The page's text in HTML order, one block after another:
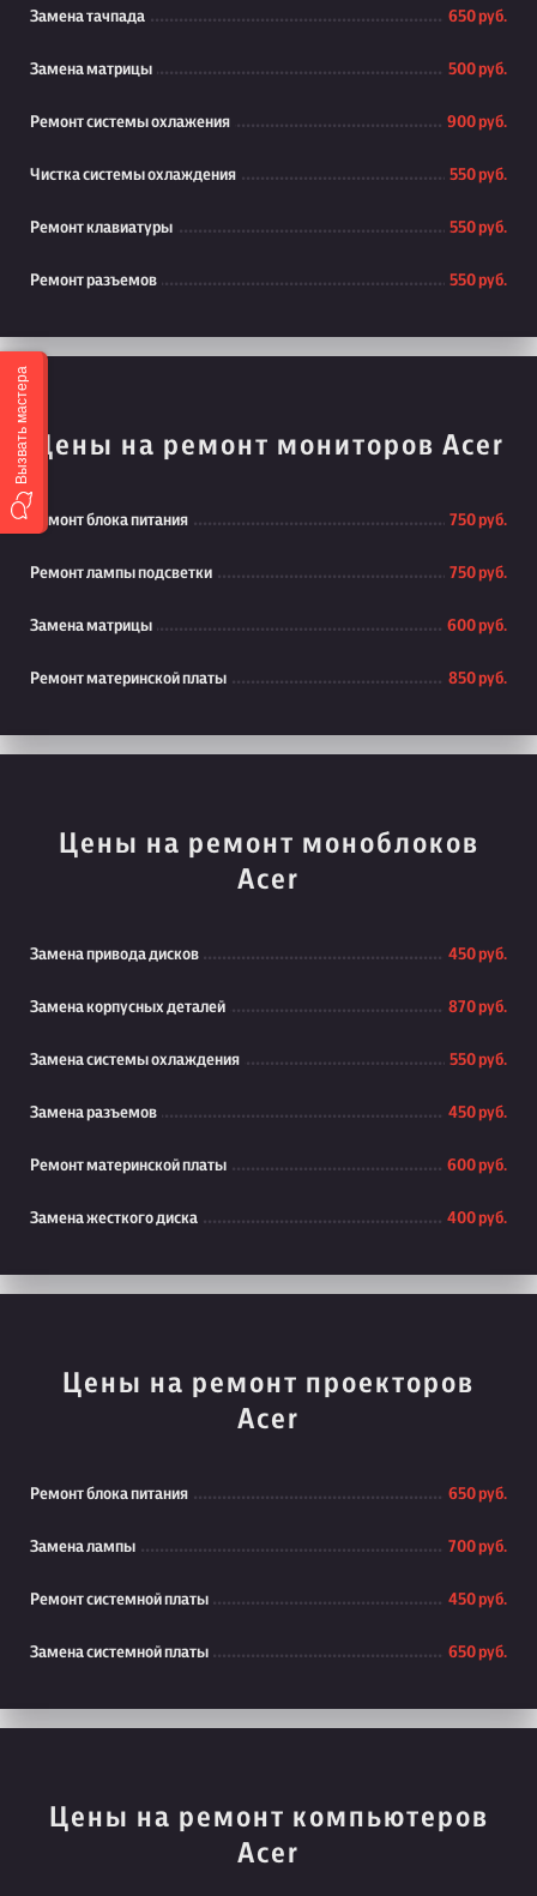
Замена тачпада 650 руб.
Замена матрицы 500 руб.
Ремонт системы охлажения 900 руб.
Чистка системы охлаждения 550 руб.
Ремонт клавиатуры 550 руб.
Ремонт разъемов 550 руб.
Цены на ремонт мониторов Acer
Ремонт блока питания 750 руб.
Ремонт лампы подсветки 750 руб.
Замена матрицы 600 руб.
Ремонт материнской платы 850 руб.
Цены на ремонт моноблоков
Acer
Замена привода дисков 450 руб.
Замена корпусных деталей 870 руб.
Замена системы охлаждения 550 руб.
Замена разъемов 450 руб.
Ремонт материнской платы 600 руб.
Замена жесткого диска 400 руб.
Цены на ремонт проекторов
Acer
Ремонт блока питания 650 руб.
Замена лампы 700 руб.
Ремонт системной платы 450 руб.
Замена системной платы 650 руб.
Цены на ремонт компьютеров
Acer
Вызвать мастера